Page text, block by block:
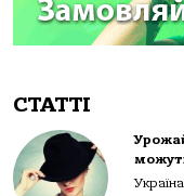
СТАТТІ